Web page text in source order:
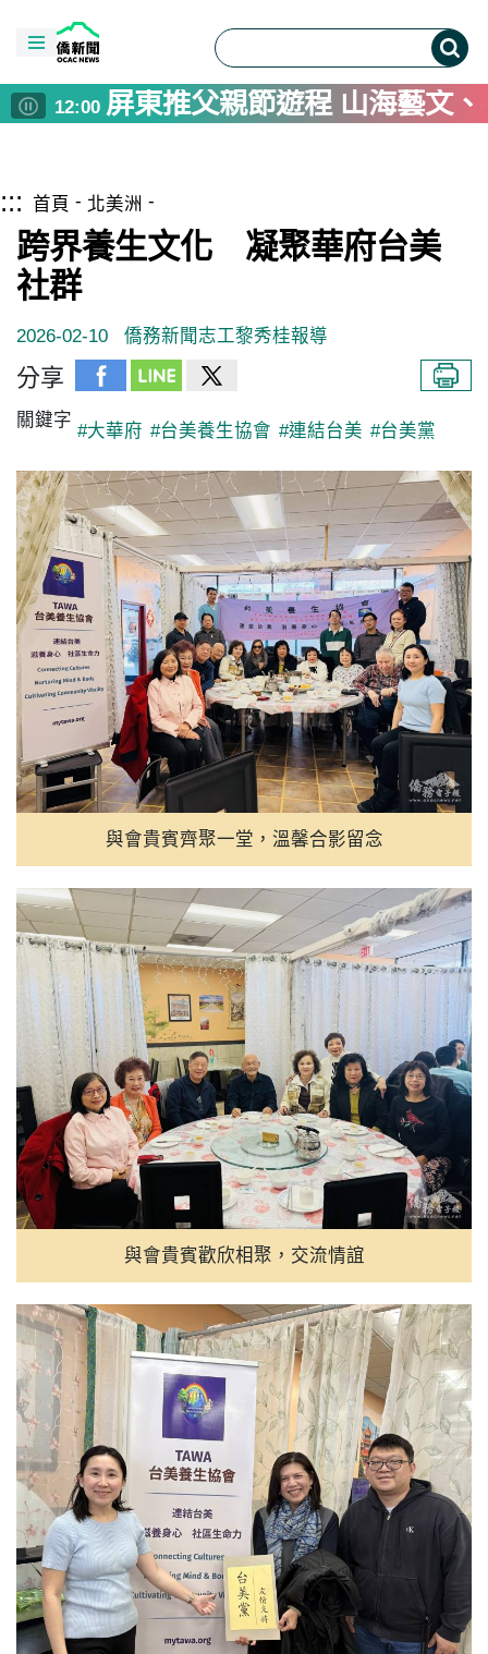
:::僑務電子報首頁
12:00 屏東推父親節遊程 山海藝文
08:00 US Diplomat Calls Taiwan
07:00 高雄與日本青森陸奧市簽
06:00 十三行博物館雙軌考古體驗
05:00
04:00 台南戲巢藝術館開館 明華園
02:00 畜產試驗所花15年建立台灣
01:00 捷克推葡萄酒旅遊 農業提升
首頁 北美洲
跨界養生文化 凝聚華府台美
社群
2026-02-10 僑務新聞志工黎秀桂報導
分享
關鍵字
#大華府 #台美養生協會 #連結台美 #台美黨
與會貴賓齊聚一堂，溫馨合影留念
與會貴賓歡欣相聚，交流情誼